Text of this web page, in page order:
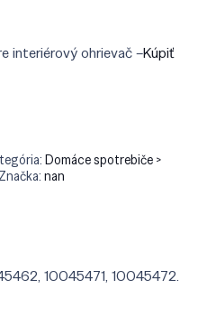
interiérový ohrievač –Kúpiť
Domáce spotrebiče >
Značka:nan
10045471, 10045472.